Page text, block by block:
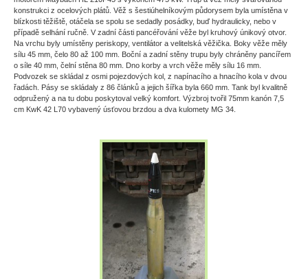
konstrukci z ocelových plátů. Věž s šestiúhelníkovým půdorysem byla umístěna v
blízkosti těžiště, otáčela se spolu se sedadly posádky, buď hydraulicky, nebo v
případě selhání ručně. V zadní části pancéřování věže byl kruhový únikový otvor.
Na vrchu byly umístěny periskopy, ventilátor a velitelská věžička. Boky věže měly
sílu 45 mm, čelo 80 až 100 mm. Boční a zadní stěny trupu byly chráněny pancířem
o síle 40 mm, čelní stěna 80 mm. Dno korby a vrch věže měly sílu 16 mm.
Podvozek se skládal z osmi pojezdových kol, z napínacího a hnacího kola v dvou
řadách. Pásy se skládaly z 86 článků a jejich šířka byla 660 mm. Tank byl kvalitně
odpružený a na tu dobu poskytoval velký komfort. Výzbroj tvořil 75mm kanón 7,5
cm KwK 42 L70 vybavený úsťovou brzdou a dva kulomety MG 34.